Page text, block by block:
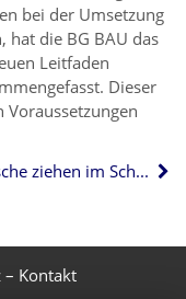
bei der Umsetzung
hat die BG BAU das
Leitfaden
Dieser
Voraussetzungen
Deutsche ziehen im Schnitt mit 20,5 Jahren bei den Eltern aus
– Kontakt